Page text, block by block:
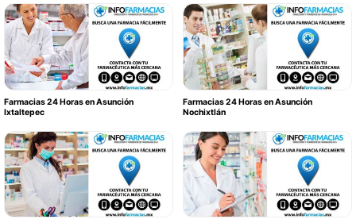
Farmacias 24 Horas en Asunción
Ixtaltepec
Farmacias 24 Horas en Asunción
Nochixtlán